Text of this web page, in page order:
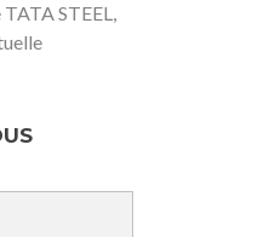
STEEL,